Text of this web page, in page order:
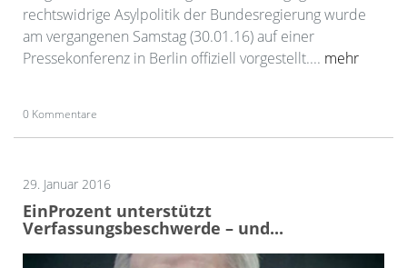
rechtswidrige Asylpolitik der Bundesregierung wurde
am vergangenen Samstag (30.01.16) auf einer
Pressekonferenz in Berlin offiziell vorgestellt.... mehr
0 Kommentare
29. Januar 2016
EinProzent unterstützt
Verfassungsbeschwerde – und...